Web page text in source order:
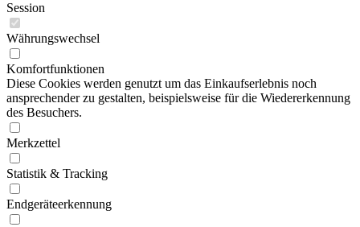
Session
Währungswechsel
Komfortfunktionen
Diese Cookies werden genutzt um das Einkaufserlebnis noch
ansprechender zu gestalten, beispielsweise für die Wiedererkennung
des Besuchers.
Merkzettel
Statistik & Tracking
Endgeräteerkennung